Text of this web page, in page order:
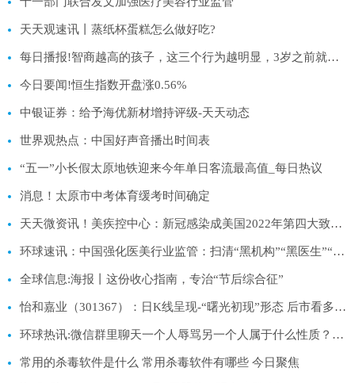
天天观速讯丨蒸纸杯蛋糕怎么做好吃?
每日播报!智商越高的孩子，这三个行为越明显，3岁之前就能看出来
今日要闻!恒生指数开盘涨0.56%
中银证券：给予海优新材增持评级-天天动态
世界观热点：中国好声音播出时间表
“五一”小长假太原地铁迎来今年单日客流最高值_每日热议
消息！太原市中考体育缓考时间确定
天天微资讯！美疾控中心：新冠感染成美国2022年第四大致死原因
环球速讯：中国强化医美行业监管：扫清“黑机构”“黑医生”“黑药械”
全球信息:海报丨这份收心指南，专治“节后综合征”
怡和嘉业（301367）：日K线呈现-“曙光初现”形态 后市看多（05-05）
环球热讯:微信群里聊天一个人辱骂另一个人属于什么性质？群主有没有连带责
常用的杀毒软件是什么 常用杀毒软件有哪些 今日聚焦